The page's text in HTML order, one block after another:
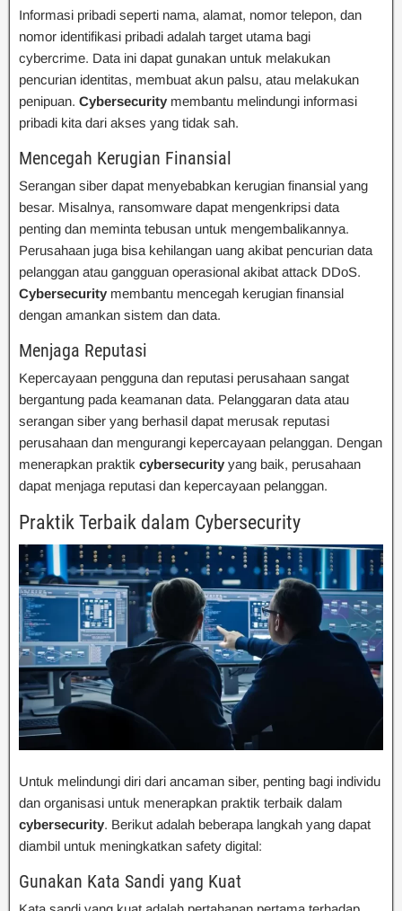
Informasi pribadi seperti nama, alamat, nomor telepon, dan
nomor identifikasi pribadi adalah target utama bagi
cybercrime. Data ini dapat gunakan untuk melakukan
pencurian identitas, membuat akun palsu, atau melakukan
penipuan. Cybersecurity membantu melindungi informasi
pribadi kita dari akses yang tidak sah.
Mencegah Kerugian Finansial
Serangan siber dapat menyebabkan kerugian finansial yang
besar. Misalnya, ransomware dapat mengenkripsi data
penting dan meminta tebusan untuk mengembalikannya.
Perusahaan juga bisa kehilangan uang akibat pencurian data
pelanggan atau gangguan operasional akibat attack DDoS.
Cybersecurity membantu mencegah kerugian finansial
dengan amankan sistem dan data.
Menjaga Reputasi
Kepercayaan pengguna dan reputasi perusahaan sangat
bergantung pada keamanan data. Pelanggaran data atau
serangan siber yang berhasil dapat merusak reputasi
perusahaan dan mengurangi kepercayaan pelanggan. Dengan
menerapkan praktik cybersecurity yang baik, perusahaan
dapat menjaga reputasi dan kepercayaan pelanggan.
Praktik Terbaik dalam Cybersecurity
Untuk melindungi diri dari ancaman siber, penting bagi individu
dan organisasi untuk menerapkan praktik terbaik dalam
cybersecurity. Berikut adalah beberapa langkah yang dapat
diambil untuk meningkatkan safety digital:
Gunakan Kata Sandi yang Kuat